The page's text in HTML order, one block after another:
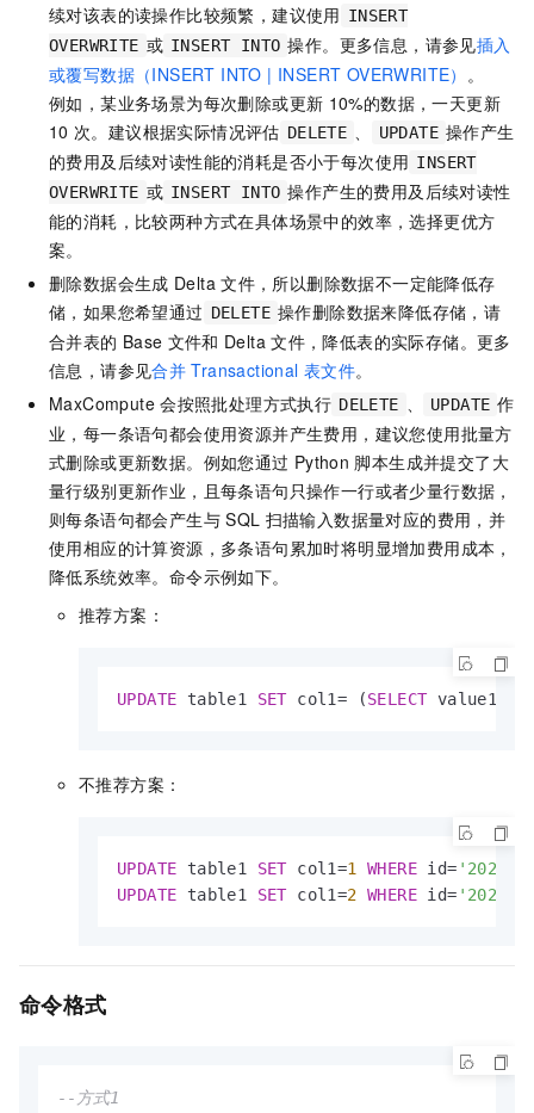
续对该表的读操作比较频繁，建议使用 INSERT
OVERWRITE 或 INSERT INTO 操作。更多信息，请参见插入
或覆写数据（INSERT INTO | INSERT OVERWRITE） 。
例如，某业务场景为每次删除或更新 10%的数据，一天更新
10 次。建议根据实际情况评估 DELETE 、 UPDATE 操作产生
的费用及后续对读性能的消耗是否小于每次使用 INSERT
OVERWRITE 或 INSERT INTO 操作产生的费用及后续对读性
能的消耗，比较两种方式在具体场景中的效率，选择更优方
案。
删除数据会生成 Delta 文件，所以删除数据不一定能降低存
储，如果您希望通过 DELETE 操作删除数据来降低存储，请
合并表的 Base 文件和 Delta 文件，降低表的实际存储。更多
信息，请参见合并 Transactional 表文件。
MaxCompute 会按照批处理方式执行 DELETE 、 UPDATE 作
业，每一条语句都会使用资源并产生费用，建议您使用批量方
式删除或更新数据。例如您通过 Python 脚本生成并提交了大
量行级别更新作业，且每条语句只操作一行或者少量行数据，
则每条语句都会产生与 SQL 扫描输入数据量对应的费用，并
使用相应的计算资源，多条语句累加时将明显增加费用成本，
降低系统效率。命令示例如下。
推荐方案：
UPDATE table1 SET col1= (SELECT value1
不推荐方案：
UPDATE table1 SET col1=1 WHERE id=
UPDATE table1 SET col1=2 WHERE id=
命令格式
--方式1